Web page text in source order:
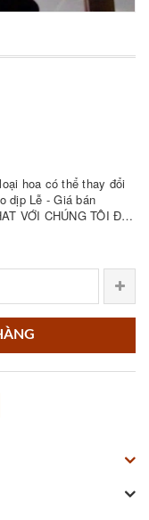
hoa có thể thay đổi
dịp Lễ - Giá bán
VỚI CHÚNG TÔI ĐỂ